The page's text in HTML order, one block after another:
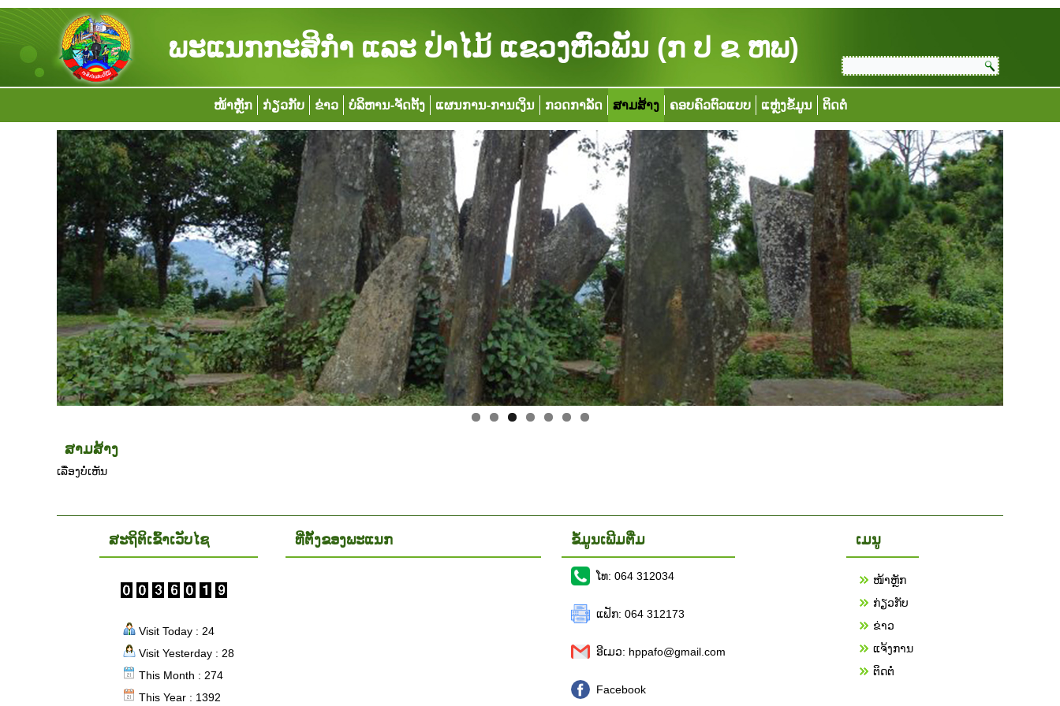
ພະແນກກະສິກຳ ແລະ ປ່າໄມ້ ແຂວງຫົວພັນ (ກ ປ ຂ ຫພ)
ໜ້າຫຼັກ ກ່ຽວກັບ ຂ່າວ ບໍລິຫານ-ຈັດຕັ້ງ ແຜນການ-ການເງິນ ກວດກາລັດ ສາມສ້າງ ຄອບຄົວຕົວແບບ ແຫຼ່ງຂໍ້ມູນ ຕິດຕໍ່
ສາມສ້າງ
ເລື່ອງບໍ່ເຫັນ
ສະຖິຕິເຂົ້າເວັບໄຊ
Visit Today : 24
Visit Yesterday : 28
This Month : 274
This Year : 1392
ທີ່ຕັ້ງຂອງພະແນກ ຂໍ້ມູນເພີມຕື່ມ
ໂທ: 064 312034
ແຟັກ: 064 312173
ອີເມວ: hppafo@gmail.com
Facebook
ເມນູ
ໜ້າຫຼັກ
ກ່ຽວກັບ
ຂ່າວ
ແຈ້ງການ
ຕິດຕໍ່